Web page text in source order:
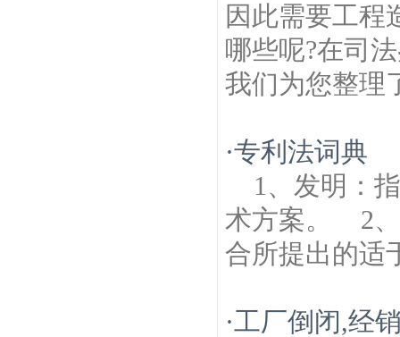
因此需要工程
哪些呢?在司
我们为您整理
·专利法词典
1、发明：
术方案。 2、
合所提出的
·工厂倒闭,经